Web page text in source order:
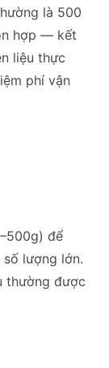
là 500
hợp — kết
liệu thực
phí vận
để
lượng lớn.
thường được